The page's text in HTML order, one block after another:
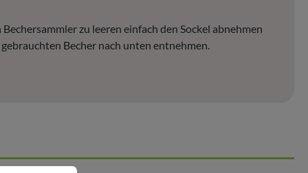
Bechersammler zu leeren einfach den Sockel abnehmen
Becher nach unten entnehmen.